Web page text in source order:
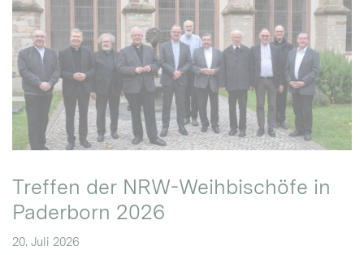
Treffen der NRW-Weihbischöfe in
Paderborn 2026
20. Juli 2026